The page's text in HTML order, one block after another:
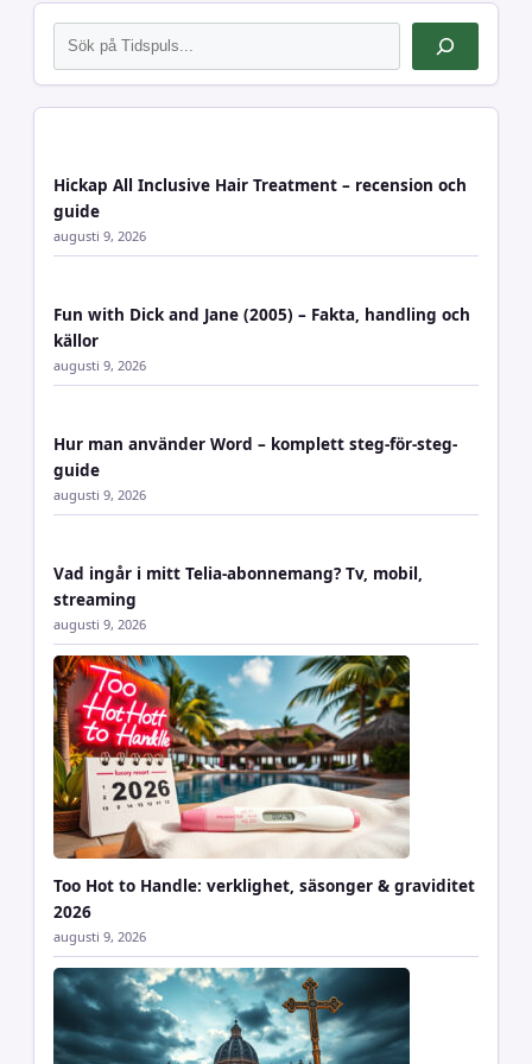
Sök
Hickap All Inclusive Hair Treatment – recension och
guide
augusti 9, 2026
Fun with Dick and Jane (2005) – Fakta, handling och
källor
augusti 9, 2026
Hur man använder Word – komplett steg-för-steg-
guide
augusti 9, 2026
Vad ingår i mitt Telia-abonnemang? Tv, mobil,
streaming
augusti 9, 2026
Too Hot to Handle: verklighet, säsonger & graviditet
2026
augusti 9, 2026